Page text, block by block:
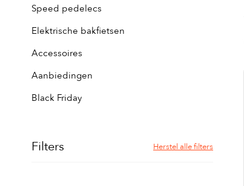
Speed pedelecs
Elektrische bakfietsen
Accessoires
Aanbiedingen
Black Friday
Filters Herstel alle filters